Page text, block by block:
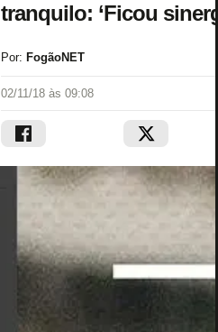
tranquilo: ‘Ficou
Por: FogãoNET
02/11/18 às 09:08